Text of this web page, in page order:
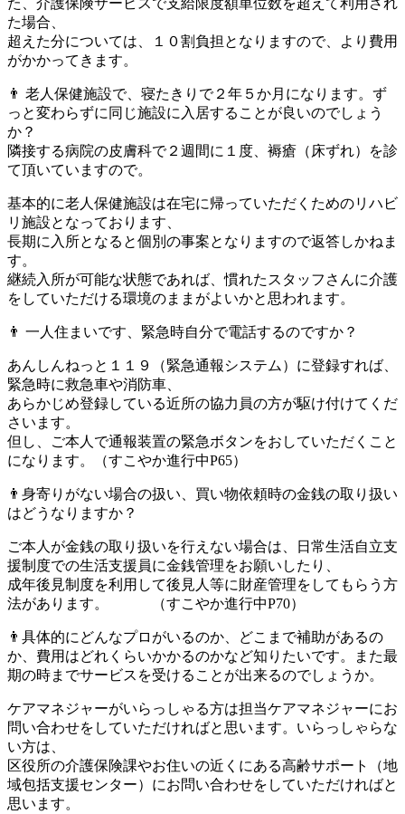
た場合、
超えた分については、１０割負担となりますので、より費用
がかかってきます。
👨 老人保健施設で、寝たきりで２年５か月になります。ず
っと変わらずに同じ施設に入居することが良いのでしょう
か？
隣接する病院の皮膚科で２週間に１度、褥瘡（床ずれ）を診
て頂いていますので。
基本的に老人保健施設は在宅に帰っていただくためのリハビ
リ施設となっております、
長期に入所となると個別の事案となりますので返答しかねま
す。
継続入所が可能な状態であれば、慣れたスタッフさんに介護
をしていただける環境のままがよいかと思われます。
👨 一人住まいです、緊急時自分で電話するのですか？
あんしんねっと１１９（緊急通報システム）に登録すれば、
緊急時に救急車や消防車、
あらかじめ登録している近所の協力員の方が駆け付けてくだ
さいます。
但し、ご本人で通報装置の緊急ボタンをおしていただくこと
になります。（すこやか進行中P65）
👨身寄りがない場合の扱い、買い物依頼時の金銭の取り扱い
はどうなりますか？
ご本人が金銭の取り扱いを行えない場合は、日常生活自立支
援制度での生活支援員に金銭管理をお願いしたり、
成年後見制度を利用して後見人等に財産管理をしてもらう方
法があります。 （すこやか進行中P70）
👨具体的にどんなプロがいるのか、どこまで補助があるの
か、費用はどれくらいかかるのかなど知りたいです。また最
期の時までサービスを受けることが出来るのでしょうか。
ケアマネジャーがいらっしゃる方は担当ケアマネジャーにお
問い合わせをしていただければと思います。いらっしゃらな
い方は、
区役所の介護保険課やお住いの近くにある高齢サポート（地
域包括支援センター）にお問い合わせをしていただければと
思います。